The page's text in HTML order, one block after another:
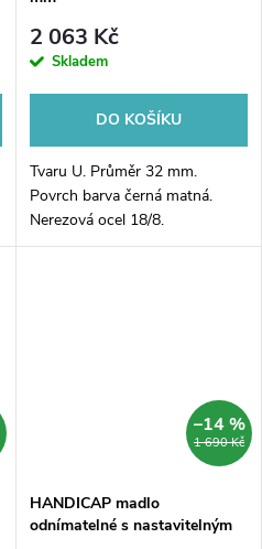
2 063 Kč
Skladem
DO KOŠÍKU
Tvaru U. Průměr 32 mm.
Povrch barva černá matná.
Nerezová ocel 18/8.
1 690 Kč
–14 %
HANDICAP madlo
odnímatelné s nastavitelným